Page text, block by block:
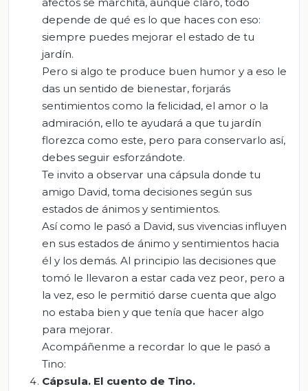
depende de qué es lo que haces con eso:
siempre puedes mejorar el estado de tu
jardín.
Pero si algo te produce buen humor y a eso le
das un sentido de bienestar, forjarás
sentimientos como la felicidad, el amor o la
admiración, ello te ayudará a que tu jardín
florezca como este, pero para conservarlo así,
debes seguir esforzándote.
Te invito a observar una cápsula donde tu
amigo David, toma decisiones según sus
estados de ánimos y sentimientos.
Así como le pasó a David, sus vivencias influyen
en sus estados de ánimo y sentimientos hacia
él y los demás. Al principio las decisiones que
tomó le llevaron a estar cada vez peor, pero a
la vez, eso le permitió darse cuenta que algo
no estaba bien y que tenía que hacer algo
para mejorar.
Acompáñenme a recordar lo que le pasó a
Tino:
Cápsula. El cuento de Tino.